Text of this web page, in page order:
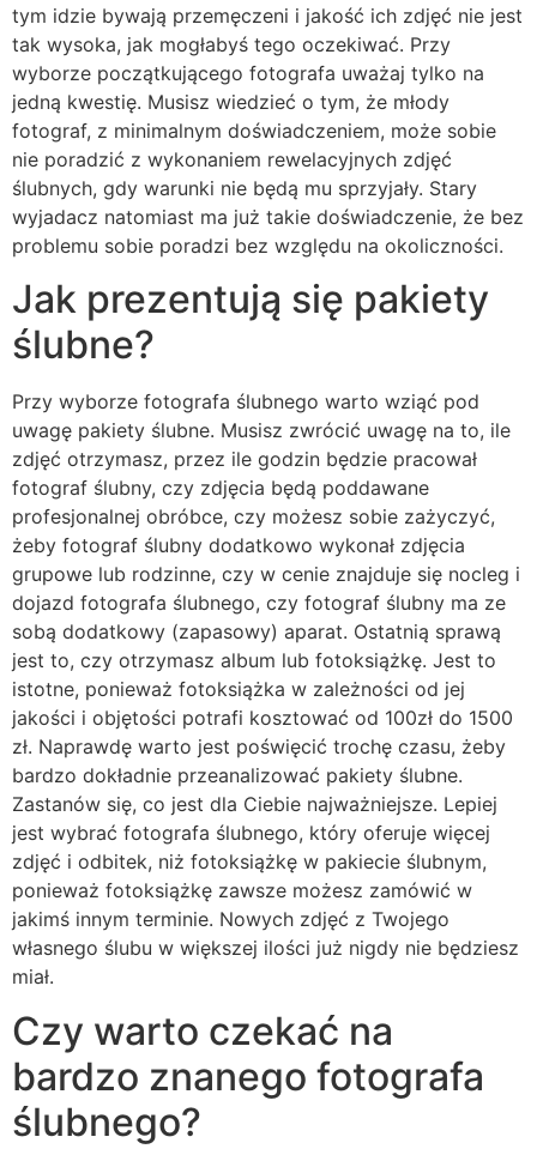
tym idzie bywają przemęczeni i jakość ich zdjęć nie jest
tak wysoka, jak mogłabyś tego oczekiwać. Przy
wyborze początkującego fotografa uważaj tylko na
jedną kwestię. Musisz wiedzieć o tym, że młody
fotograf, z minimalnym doświadczeniem, może sobie
nie poradzić z wykonaniem rewelacyjnych zdjęć
ślubnych, gdy warunki nie będą mu sprzyjały. Stary
wyjadacz natomiast ma już takie doświadczenie, że bez
problemu sobie poradzi bez względu na okoliczności.
Jak prezentują się pakiety
ślubne?
Przy wyborze fotografa ślubnego warto wziąć pod
uwagę pakiety ślubne. Musisz zwrócić uwagę na to, ile
zdjęć otrzymasz, przez ile godzin będzie pracował
fotograf ślubny, czy zdjęcia będą poddawane
profesjonalnej obróbce, czy możesz sobie zażyczyć,
żeby fotograf ślubny dodatkowo wykonał zdjęcia
grupowe lub rodzinne, czy w cenie znajduje się nocleg i
dojazd fotografa ślubnego, czy fotograf ślubny ma ze
sobą dodatkowy (zapasowy) aparat. Ostatnią sprawą
jest to, czy otrzymasz album lub fotoksiążkę. Jest to
istotne, ponieważ fotoksiążka w zależności od jej
jakości i objętości potrafi kosztować od 100zł do 1500
zł. Naprawdę warto jest poświęcić trochę czasu, żeby
bardzo dokładnie przeanalizować pakiety ślubne.
Zastanów się, co jest dla Ciebie najważniejsze. Lepiej
jest wybrać fotografa ślubnego, który oferuje więcej
zdjęć i odbitek, niż fotoksiążkę w pakiecie ślubnym,
ponieważ fotoksiążkę zawsze możesz zamówić w
jakimś innym terminie. Nowych zdjęć z Twojego
własnego ślubu w większej ilości już nigdy nie będziesz
miał.
Czy warto czekać na
bardzo znanego fotografa
ślubnego?